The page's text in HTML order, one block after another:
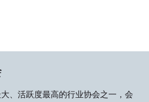
、活跃度最高的行业协会之一，会